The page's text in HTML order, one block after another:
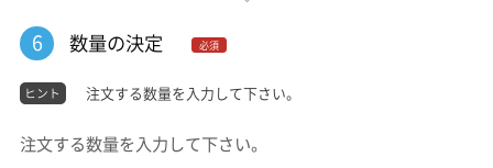
6 数量の決定 必須
ヒント 注文する数量を入力して下さい。
注文する数量を入力して下さい。